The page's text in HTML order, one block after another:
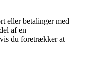
eller betalinger med
af en
du foretrækker at